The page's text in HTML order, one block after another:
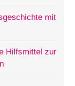
mit
Hilfsmittel zur